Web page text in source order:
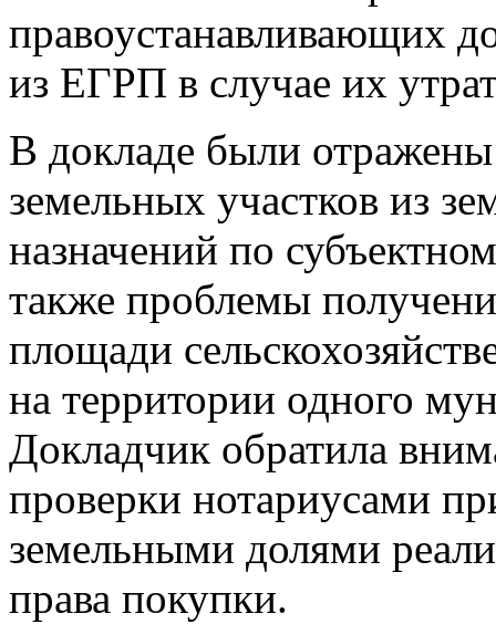
правоустанавливающих
из ЕГРП в случае их
В докладе были
земельных участков из
назначений по
также проблемы
площади
на территории одного
Докладчик обратила
проверки нотариусами
земельными долями
права покупки.